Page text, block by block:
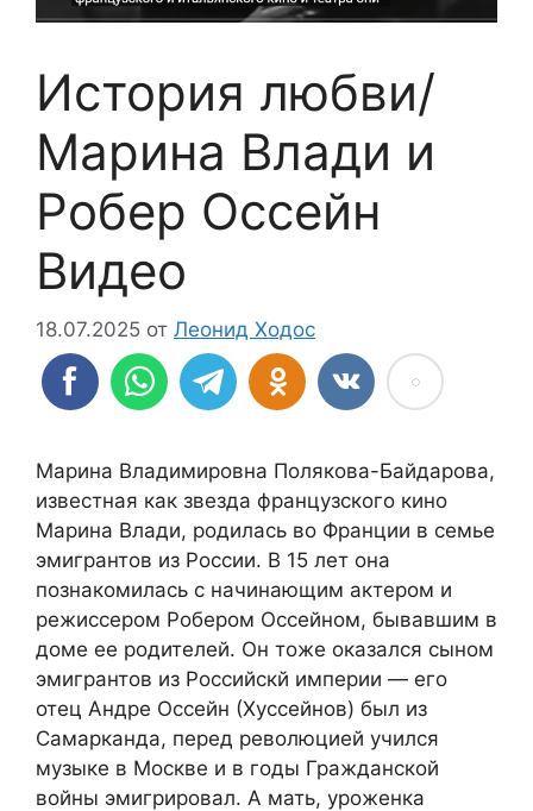
История любви/
Марина Влади и
Робер Оссейн
Видео
18.07.2025 от Леонид Ходос
Марина Владимировна Полякова-Байдарова,
известная как звезда французского кино
Марина Влади, родилась во Франции в семье
эмигрантов из России. В 15 лет она
познакомилась с начинающим актером и
режиссером Робером Оссейном, бывавшим в
доме ее родителей. Он тоже оказался сыном
эмигрантов из Российскй империи — его
отец Андре Оссейн (Хуссейнов) был из
Самарканда, перед революцией учился
музыке в Москве и в годы Гражданской
войны эмигрировал. А мать, уроженка